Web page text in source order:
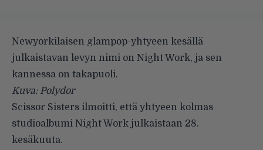
Newyorkilaisen glampop-yhtyeen kesällä
julkaistavan levyn nimi on Night Work, ja sen
kannessa on takapuoli.
Kuva: Polydor
Scissor Sisters ilmoitti, että yhtyeen kolmas
studioalbumi Night Work julkaistaan 28.
kesäkuuta.